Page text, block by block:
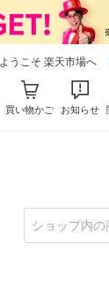
ようこそ 楽天市場へ
買い物かご お知らせ